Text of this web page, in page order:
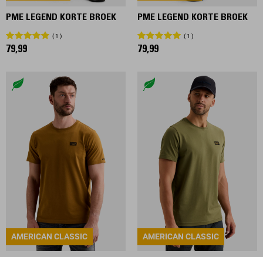
PME LEGEND KORTE BROEK
1
79,99
PME LEGEND KORTE BROEK
1
79,99
AMERICAN CLASSIC AMERICAN CLASSIC